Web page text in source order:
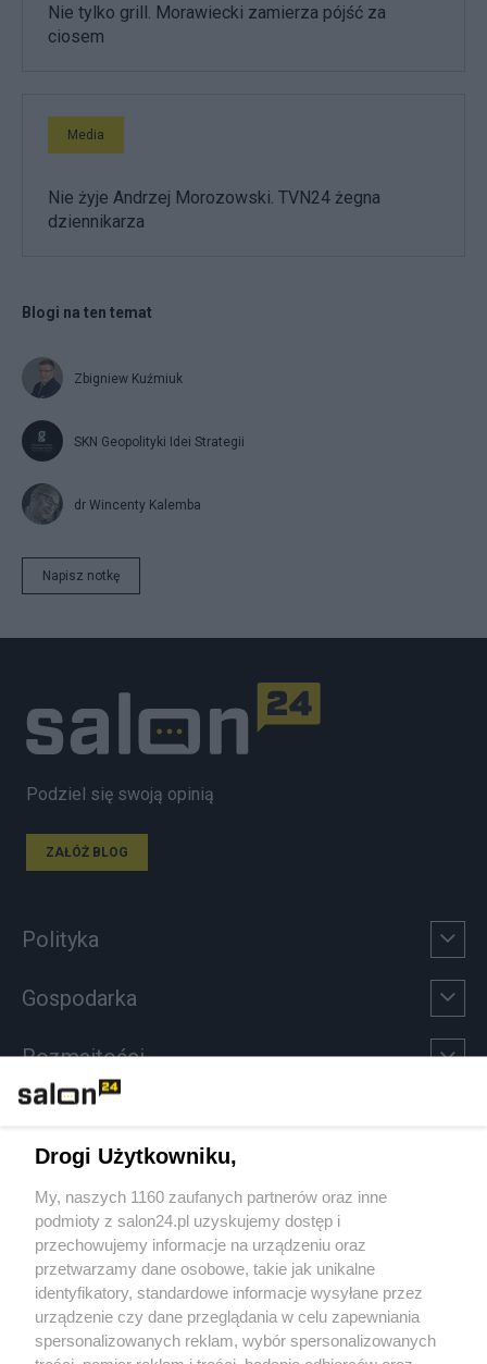
Nie tylko grill. Morawiecki zamierza pójść za
ciosem
Media
Nie żyje Andrzej Morozowski. TVN24 żegna
dziennikarza
Blogi na ten temat
Zbigniew Kuźmiuk
SKN Geopolityki Idei Strategii
dr Wincenty Kalemba
Napisz notkę
Podziel się swoją opinią
ZAŁÓŻ BLOG
Polityka
Gospodarka
Rozmaitości
Sport
Społeczeństwo
Kultura
Drogi Użytkowniku,
My, naszych 1160 zaufanych partnerów oraz inne
podmioty z salon24.pl uzyskujemy dostęp i
przechowujemy informacje na urządzeniu oraz
przetwarzamy dane osobowe, takie jak unikalne
identyfikatory, standardowe informacje wysyłane przez
urządzenie czy dane przeglądania w celu zapewniania
spersonalizowanych reklam, wybór spersonalizowanych